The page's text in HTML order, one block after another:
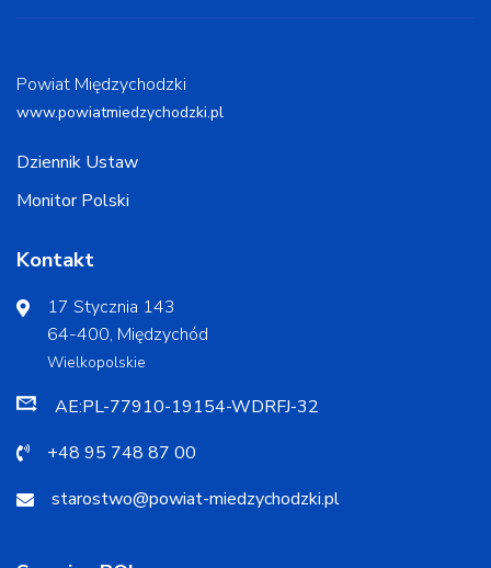
Powiat Międzychodzki
www.powiatmiedzychodzki.pl
Dziennik Ustaw
Monitor Polski
Kontakt
17 Stycznia 143
64-400, Międzychód
Wielkopolskie
AE:PL-77910-19154-WDRFJ-32
+48 95 748 87 00
starostwo@powiat-miedzychodzki.pl